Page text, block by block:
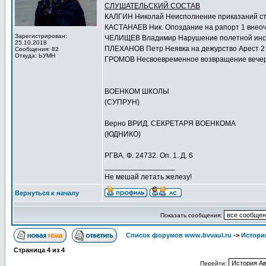
Зарегистрирован:
25.10.2018
Сообщения: 82
Откуда: ЬУМН
СЛУШАТЕЛЬСКИЙ СОСТАВ
КАЛГИН Николай Неисполнение приказаний
КАСТАНАЕВ Ник. Опоздание на рапорт 1
ЧЕЛИЩЕВ Владимир Нарушение полетной
ПЛЕХАНОВ Петр Неявка на дежурство Арест 2
ГРОМОВ Несвоевременное возвращение
ВОЕНКОМ ШКОЛЫ
(СУПРУН)
Верно ВРИД. СЕКРЕТАРЯ ВОЕНКОМА
(ЮДНИКО)
РГВА. Ф. 24732. Оп. 1. Д. 6
Не мешай летать железу!
Вернуться к началу
Показать сообщения:
Список форумов www.bvvaul.ru ->
Страница 4 из 4
Перейти: